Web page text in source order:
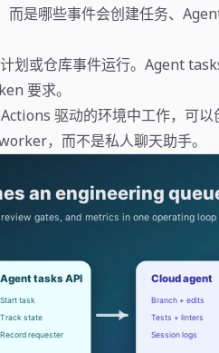
是哪些事件会创建任务、
划或仓库事件运行。Agent
要求。
驱动的环境中工作，可以
，而不是私人聊天助手。